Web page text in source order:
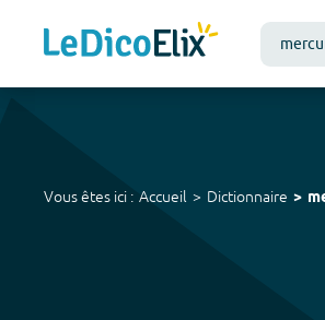
Vous êtes ici : Accueil Dictionnaire